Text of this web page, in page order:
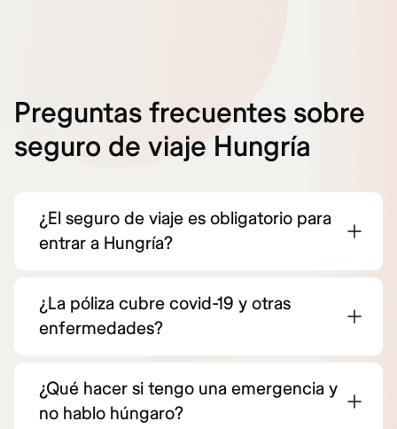
Preguntas frecuentes sobre
seguro de viaje Hungría
¿El seguro de viaje es obligatorio para
entrar a Hungría?
¿La póliza cubre covid-19 y otras
enfermedades?
¿Qué hacer si tengo una emergencia y
no hablo húngaro?